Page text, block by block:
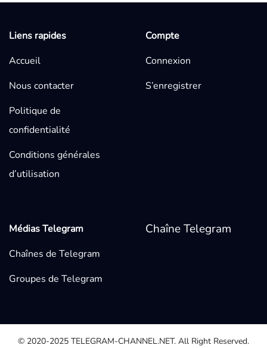
Liens rapides
Accueil
Nous contacter
Politique de
confidentialité
Conditions générales
d’utilisation
Compte
Connexion
S’enregistrer
Médias Telegram
Chaînes de Telegram
Groupes de Telegram
Chaîne Telegram
© 2020-2025 TELEGRAM-CHANNEL.NET. All Right Reserved.